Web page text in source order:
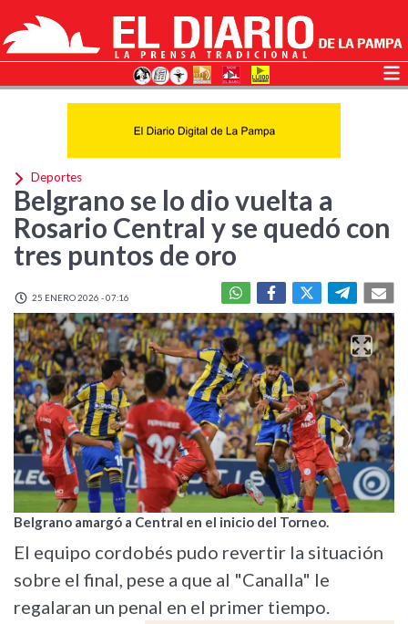
Deportes
Belgrano se lo dio vuelta a
Rosario Central y se quedó con
tres puntos de oro
25 ENERO 2026 - 07:16
Belgrano amargó a Central en el inicio del Torneo.
El equipo cordobés pudo revertir la situación
sobre el final, pese a que al "Canalla" le
regalaran un penal en el primer tiempo.